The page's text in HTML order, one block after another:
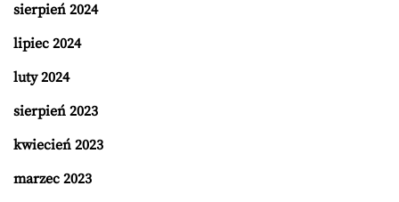
sierpień 2024
lipiec 2024
luty 2024
sierpień 2023
kwiecień 2023
marzec 2023